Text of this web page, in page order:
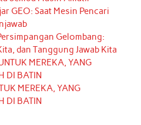
d
I
n
r
e
GEO: Saat Mesin Pencari
Gelombang:
dan Tanggung Jawab Kita
MEREKA, YANG
DI BATIN
MEREKA, YANG
DI BATIN